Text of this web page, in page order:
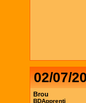
02/07/
Brou
BDApprenti